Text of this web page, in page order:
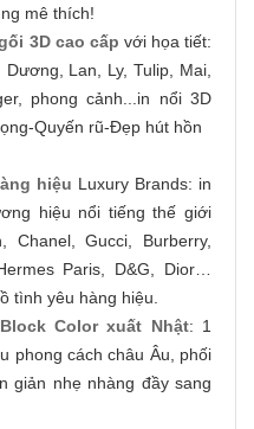
mê thích!
3D cao cấp với họa tiết:
Lan, Ly, Tulip, Mai,
phong cảnh...in nổi 3D
Quyến rũ-Đẹp hút hồn
hiệu Luxury Brands: in
hiệu nổi tiếng thế giới
Chanel, Gucci, Burberry,
Paris, D&G, Dior…
tình yêu hàng hiệu.
Color xuất Nhật: 1
phong cách châu Âu, phối
giản nhẹ nhàng đầy sang